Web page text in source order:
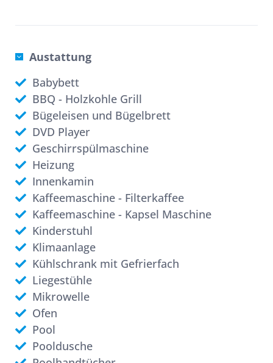
Austattung
Babybett
BBQ - Holzkohle Grill
Bügeleisen und Bügelbrett
DVD Player
Geschirrspülmaschine
Heizung
Innenkamin
Kaffeemaschine - Filterkaffee
Kaffeemaschine - Kapsel Maschine
Kinderstuhl
Klimaanlage
Kühlschrank mit Gefrierfach
Liegestühle
Mikrowelle
Ofen
Pool
Pooldusche